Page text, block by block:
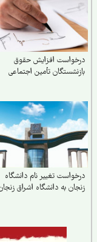
افزایش حقوق
تأمین اجتماعی
تغییر نام دانشگاه
به دانشگاه اشراق زنجان